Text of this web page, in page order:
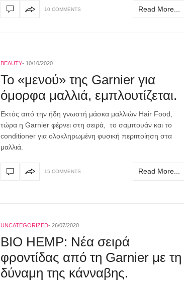
10 COMMENTS Read More...
BEAUTY 10/10/2020
To «μενού» της Garnier για
όμορφα μαλλιά, εμπλουτίζεται.
Εκτός από την ήδη γνωστή μάσκα μαλλιών Hair Food,
τώρα η Garnier φέρνει στη σειρά, το σαμπουάν και το
conditioner για ολοκληρωμένη φυσική περιποίηση στα
μαλλιά.
15 COMMENTS Read More...
UNCATEGORIZED 26/07/2020
BIO HEMP: Νέα σειρά
φροντίδας από τη Garnier με τη
δύναμη της κάνναβης.